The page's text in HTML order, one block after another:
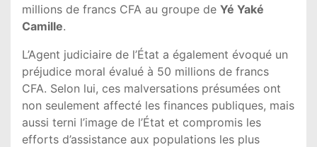
millions de francs CFA au groupe de Yé Yaké
Camille.
L’Agent judiciaire de l’État a également évoqué un
préjudice moral évalué à 50 millions de francs
CFA. Selon lui, ces malversations présumées ont
non seulement affecté les finances publiques, mais
aussi terni l’image de l’État et compromis les
efforts d’assistance aux populations les plus